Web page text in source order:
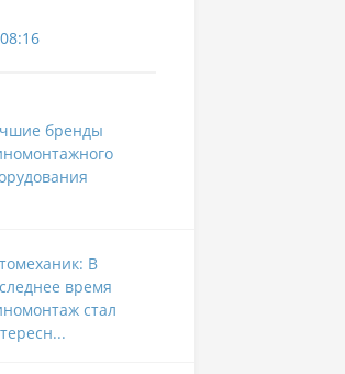
бренды
В
время
стал